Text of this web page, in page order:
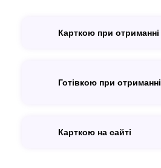
Карткою при отриманні
Готівкою при отриманні
Карткою на сайті